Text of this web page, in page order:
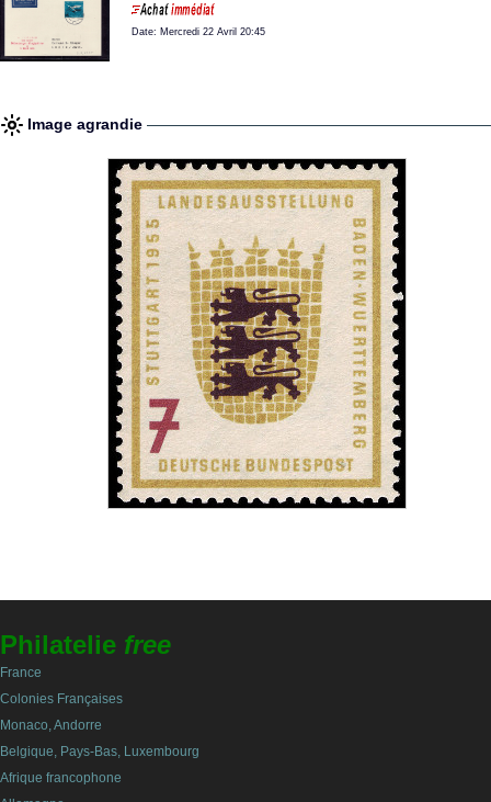
Date: Mercredi 22 Avril 20:45
Image agrandie
Philatelie free
France
Colonies Françaises
Monaco, Andorre
Belgique, Pays-Bas, Luxembourg
Afrique francophone